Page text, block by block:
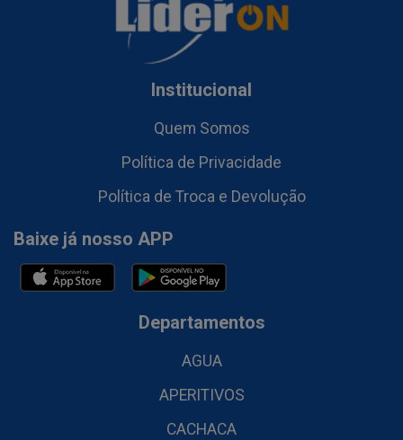
Institucional
Quem Somos
Política de Privacidade
Política de Troca e Devolução
Baixe já nosso APP
Departamentos
AGUA
APERITIVOS
CACHACA